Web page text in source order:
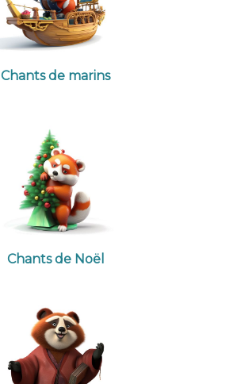
Chants de marins
Chants de Noël